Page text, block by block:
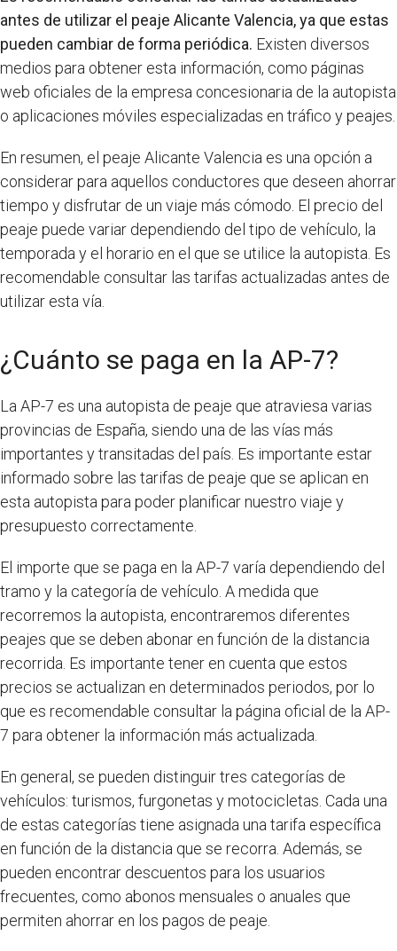
antes de utilizar el peaje Alicante Valencia, ya que estas
pueden cambiar de forma periódica. Existen diversos
medios para obtener esta información, como páginas
web oficiales de la empresa concesionaria de la autopista
o aplicaciones móviles especializadas en tráfico y peajes.
En resumen, el peaje Alicante Valencia es una opción a
considerar para aquellos conductores que deseen ahorrar
tiempo y disfrutar de un viaje más cómodo. El precio del
peaje puede variar dependiendo del tipo de vehículo, la
temporada y el horario en el que se utilice la autopista. Es
recomendable consultar las tarifas actualizadas antes de
utilizar esta vía.
¿Cuánto se paga en la AP-7?
La AP-7 es una autopista de peaje que atraviesa varias
provincias de España, siendo una de las vías más
importantes y transitadas del país. Es importante estar
informado sobre las tarifas de peaje que se aplican en
esta autopista para poder planificar nuestro viaje y
presupuesto correctamente.
El importe que se paga en la AP-7 varía dependiendo del
tramo y la categoría de vehículo. A medida que
recorremos la autopista, encontraremos diferentes
peajes que se deben abonar en función de la distancia
recorrida. Es importante tener en cuenta que estos
precios se actualizan en determinados periodos, por lo
que es recomendable consultar la página oficial de la AP-
7 para obtener la información más actualizada.
En general, se pueden distinguir tres categorías de
vehículos: turismos, furgonetas y motocicletas. Cada una
de estas categorías tiene asignada una tarifa específica
en función de la distancia que se recorra. Además, se
pueden encontrar descuentos para los usuarios
frecuentes, como abonos mensuales o anuales que
permiten ahorrar en los pagos de peaje.